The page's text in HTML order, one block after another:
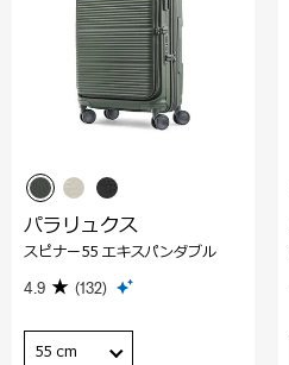
パラリュクス
スピナー55 エキスパンダブル
4.9 (132)
55 cm